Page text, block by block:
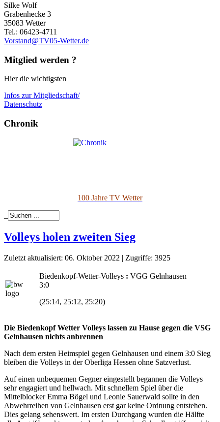
Silke Wolf
Grabenhecke 3
35083 Wetter
Tel.: 06423-4711
Vorstand@TV05-Wetter.de
Mitglied werden ?
Hier die wichtigsten
Infos zur Mitgliedschaft/
Datenschutz
Chronik
100 Jahre TV Wetter
Volleys holen zweiten Sieg
Zuletzt aktualisiert: 06. Oktober 2022 | Zugriffe: 3925
Biedenkopf-Wetter-Volleys : VGG Gelnhausen
3:0
(25:14, 25:12, 25:20)
Die Biedenkopf Wetter Volleys lassen zu Hause gegen die VSG
Gelnhausen nichts anbrennen
Nach dem ersten Heimspiel gegen Gelnhausen und einem 3:0 Sieg
bleiben die Volleys in der Oberliga Hessen ohne Satzverlust.
Auf einen unbequemen Gegner eingestellt begannen die Volleys
sehr engagiert und hellwach. Mit schnellem Spiel über die
Mittelblocker Emma Bögel und Leonie Sauerwald sollte in den
Abwehrreihen von Gelnhausen erst gar keine Ordnung entstehen.
Dies gelang sehenswert. Im ersten Durchgang wurden die Hälfte